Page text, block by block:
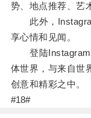
势、地点推荐、艺
此外，
享心情和见闻。
登陆Instagram
体世界，与来自世
创意和精彩之中。
#18#